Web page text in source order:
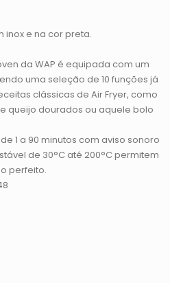
inox e na cor preta.
da WAP é equipada com um
uma seleção de 10 funções já
clássicas de Air Fryer, como
queijo dourados ou aquele bolo
1 a 90 minutos com aviso sonoro
de 30°C até 200°C permitem
perfeito.